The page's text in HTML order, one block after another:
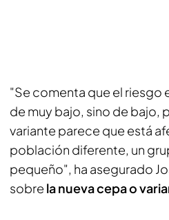
"Se comenta que el riesgo
de muy bajo, sino de bajo,
variante parece que está
población diferente, un
pequeño", ha asegurado
sobre la nueva cepa o